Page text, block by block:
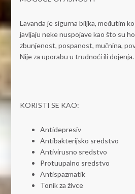
Lavanda je sigurna biljka, međutim
javljaju neke nuspojave kao što su
zbunjenost, pospanost, mučnina,
Nije za uporabu u trudnoći ili dojenja.
KORISTI SE KAO:
Antidepresiv
Antibakterijsko sredstvo
Antivirusno sredstvo
Protuupalno sredstvo
Antispazmatik
Tonik za živce